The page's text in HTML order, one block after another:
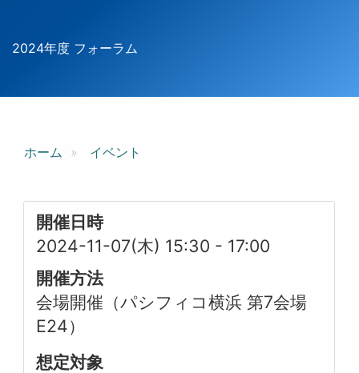
2024年度 フォーラム
ホーム イベント
開催日時
2024-11-07(木) 15:30 - 17:00
開催方法
会場開催（パシフィコ横浜 第7会場
E24）
想定対象